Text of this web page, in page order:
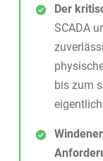
Der
SCADA
bis zum